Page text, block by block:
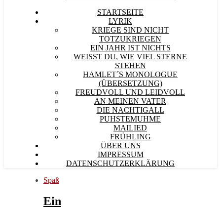
STARTSEITE
LYRIK
KRIEGE SIND NICHT
TOTZUKRIEGEN
EIN JAHR IST NICHTS
WEISST DU, WIE VIEL STERNE S
TEHEN
HAMLET´S MONOLOGUE
(ÜBERSETZUNG)
FREUDVOLL UND LEIDVOLL
AN MEINEN VATER
DIE NACHTIGALL
PUHSTEMUHME
MAILIED
FRÜHLING
ÜBER UNS
IMPRESSUM
DATENSCHUTZERKLÄRUNG
Spaß
Ein